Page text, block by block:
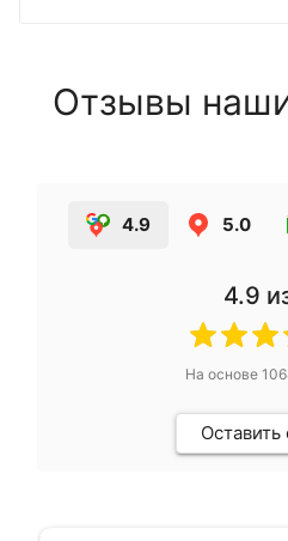
Отзывы
4.9 5.0
4.9
На основе
Оставить